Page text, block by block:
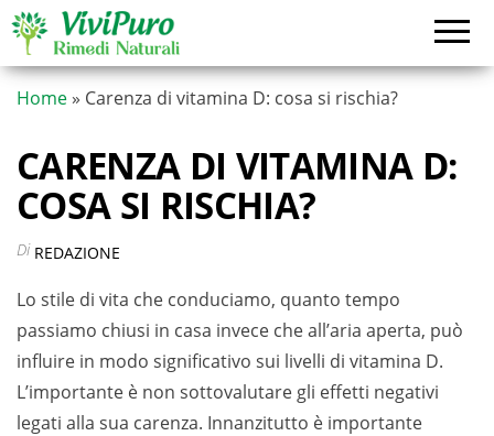
Vai
contenuto
Home » Carenza di vitamina D: cosa si rischia?
CARENZA DI VITAMINA D:
COSA SI RISCHIA?
Di REDAZIONE
Lo stile di vita che conduciamo, quanto tempo
passiamo chiusi in casa invece che all’aria aperta, può
influire in modo significativo sui livelli di vitamina D.
L’importante è non sottovalutare gli effetti negativi
legati alla sua carenza. Innanzitutto è importante